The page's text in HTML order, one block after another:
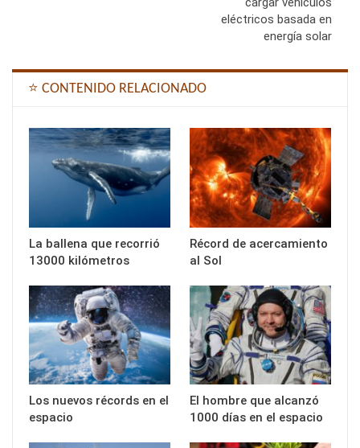
eléctricos basada en
energía solar
⭐ CONTENIDO RELACIONADO
La ballena que recorrió
13000 kilómetros
Récord de acercamiento
al Sol
Los nuevos récords en el
espacio
El hombre que alcanzó
1000 días en el espacio